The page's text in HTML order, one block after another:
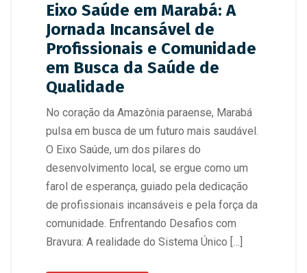
Eixo Saúde em Marabá: A
Jornada Incansável de
Profissionais e Comunidade
em Busca da Saúde de
Qualidade
No coração da Amazônia paraense, Marabá
pulsa em busca de um futuro mais saudável.
O Eixo Saúde, um dos pilares do
desenvolvimento local, se ergue como um
farol de esperança, guiado pela dedicação
de profissionais incansáveis e pela força da
comunidade. Enfrentando Desafios com
Bravura: A realidade do Sistema Único […]